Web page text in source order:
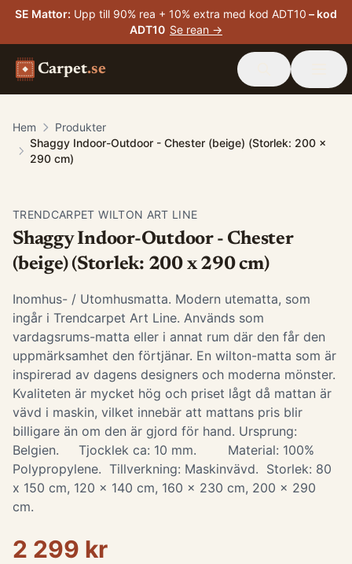
SE Mattor: Upp till 90% rea + 10% extra med kod ADT10 – kod
ADT10 Se rean →
Carpet.se
Hem
Produkter
Shaggy Indoor-Outdoor - Chester (beige) (Storlek: 200 x
290 cm)
TRENDCARPET WILTON ART LINE
Shaggy Indoor-Outdoor - Chester
(beige) (Storlek: 200 x 290 cm)
Inomhus- / Utomhusmatta. Modern utematta, som
ingår i Trendcarpet Art Line. Används som
vardagsrums-matta eller i annat rum där den får den
uppmärksamhet den förtjänar. En wilton-matta som är
inspirerad av dagens designers och moderna mönster.
Kvaliteten är mycket hög och priset lågt då mattan är
vävd i maskin, vilket innebär att mattans pris blir
billigare än om den är gjord för hand. Ursprung:
Belgien. Tjocklek ca: 10 mm. Material: 100%
Polypropylene. Tillverkning: Maskinvävd. Storlek: 80
x 150 cm, 120 x 140 cm, 160 x 230 cm, 200 x 290
cm.
2 299 kr